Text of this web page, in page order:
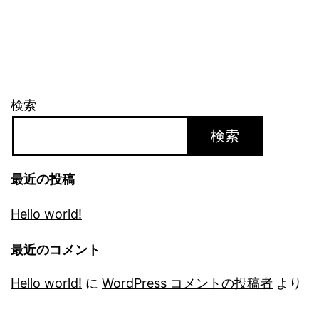
検索
検索
最近の投稿
Hello world!
最近のコメント
Hello world! に WordPress コメントの投稿者 より